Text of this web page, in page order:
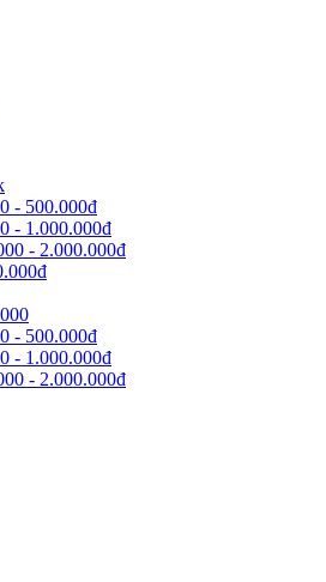
- 500.000đ
- 1.000.000đ
- 2.000.000đ
- 500.000đ
- 1.000.000đ
- 2.000.000đ